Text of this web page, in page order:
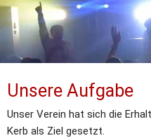
Unsere Aufgabe
Unser Verein hat sich die
Kerb als Ziel gesetzt.